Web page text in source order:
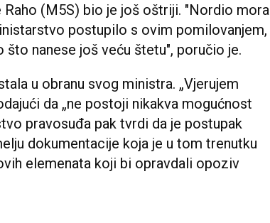
(M5S) bio je još oštriji. "Nordio mora
postupilo s ovim pomilovanjem,
nanese još veću štetu", poručio je.
u obranu svog ministra. „Vjerujem
da „ne postoji nikakva mogućnost
pravosuđa pak tvrdi da je postupak
dokumentacije koja je u tom trenutku
elemenata koji bi opravdali opoziv